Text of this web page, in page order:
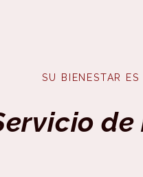
SU BIENESTAR